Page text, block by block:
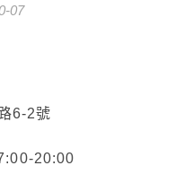
07
6-2號
20:00